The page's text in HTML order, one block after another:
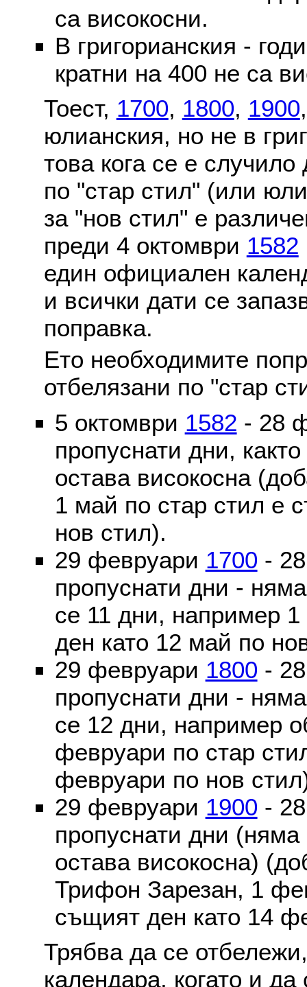
са високосни.
В григорианския -
кратни на 400 не са
Тоест, 1700, 1800, 1900
юлианския, но не в
това кога се е
по "стар стил" (или
за "нов стил" е
преди 4 октомври 1582
един официален
и всички дати се
поправка.
Ето необходимите
отбелязани по "стар
5 октомври 1582 - 28
пропуснати дни,
остава високосна
1 май по стар стил е
нов стил).
29 февруари 1700 -
пропуснати дни -
се 11 дни, например
ден като 12 май по
29 февруари 1800 -
пропуснати дни -
се 12 дни, например
февруари по стар
февруари по нов
29 февруари 1900 -
пропуснати дни
остава високосна)
Трифон Зарезан, 1
същият ден като 14
Трябва да се
календара, когато и